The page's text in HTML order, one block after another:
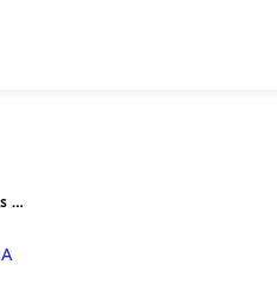
¿Es común el retraso del habla en los niños pequeños?